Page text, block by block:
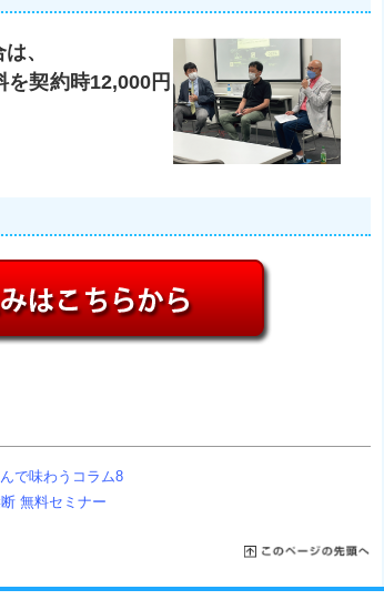
、
契約時12,000円
で味わうコラム8
無料セミナー